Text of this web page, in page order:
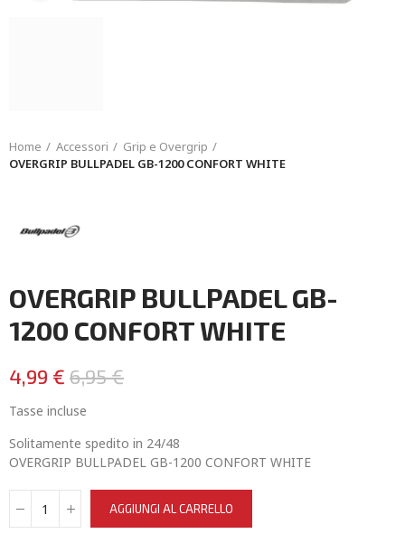
Home Accessori
Grip e Overgrip
OVERGRIP BULLPADEL GB-1200 CONFORT WHITE
OVERGRIP BULLPADEL GB-
1200 CONFORT WHITE
4,99 € 6,95 €
Tasse incluse
Solitamente spedito in 24/48
OVERGRIP BULLPADEL GB-1200 CONFORT WHITE
AGGIUNGI AL CARRELLO